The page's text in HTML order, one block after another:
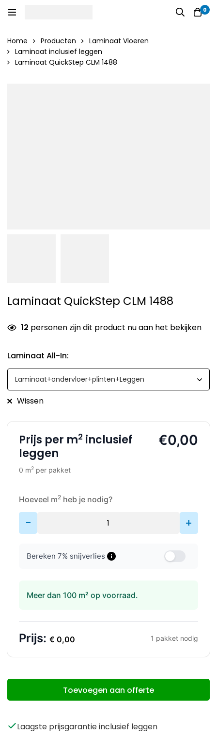
0
Home Producten
Laminaat Vloeren
Laminaat inclusief leggen
Laminaat QuickStep CLM 1488
Laminaat QuickStep CLM 1488
12 personen zijn dit product nu aan het bekijken
Laminaat All-In:
Wissen
Prijs per m2 inclusief
leggen
0 m2 per pakket
€0,00
Hoeveel m2 heb je nodig?
- +
Bereken 7% snijverlies
Meer dan 100 m² op voorraad.
Prijs: € 0,00 1 pakket nodig
Toevoegen aan offerte
Laagste prijsgarantie inclusief leggen